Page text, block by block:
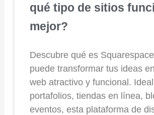
qué tipo de sitios
mejor?
Descubre qué es
puede transformar tus ideas
web atractivo y funcional.
portafolios, tiendas en línea,
eventos, esta plataforma de